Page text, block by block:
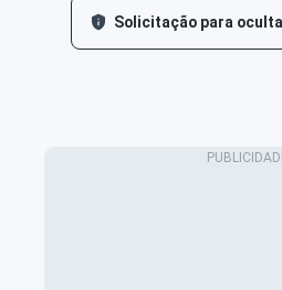
Solicitação para